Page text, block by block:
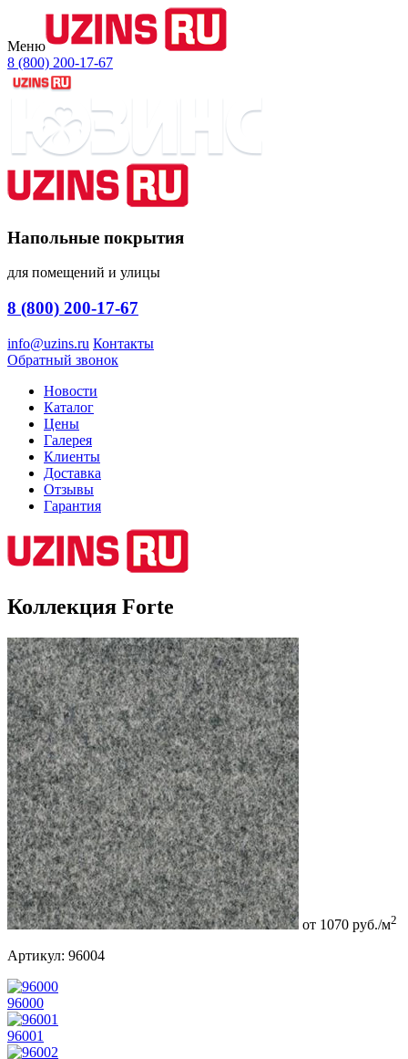
Меню
8 (800) 200-17-67
Напольные покрытия
для помещений и улицы
8 (800) 200-17-67
info@uzins.ru Контакты
Обратный звонок
Новости
Каталог
Цены
Галерея
Клиенты
Доставка
Отзывы
Гарантия
Коллекция Forte
от 1070 руб./м2
Артикул: 96004
96000
96001